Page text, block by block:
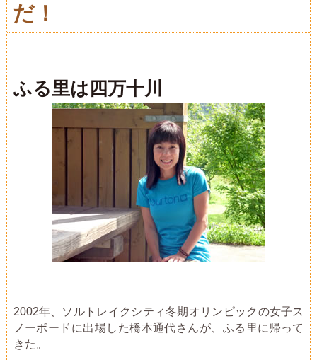
だ！
ふる里は四万十川
2002年、ソルトレイクシティ冬期オリンピックの女子ス
ノーボードに出場した橋本通代さんが、ふる里に帰って
きた。